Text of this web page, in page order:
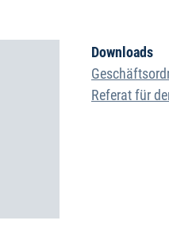
Downloads
Referat für